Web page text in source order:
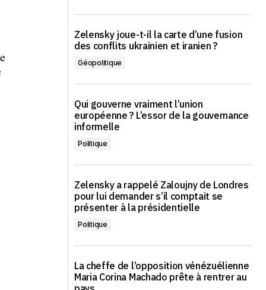
Zelensky joue-t-il la carte d’une fusion
des conflits ukrainien et iranien ?
Géopolitique
Qui gouverne vraiment l’union
européenne ? L’essor de la gouvernance
informelle
Politique
Zelensky a rappelé Zaloujny de Londres
pour lui demander s’il comptait se
présenter à la présidentielle
Politique
La cheffe de l’opposition vénézuélienne
Maria Corina Machado prête à rentrer au